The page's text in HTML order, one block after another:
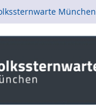
München